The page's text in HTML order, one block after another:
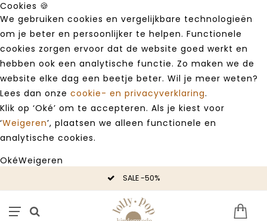
Cookies 🍪
We gebruiken cookies en vergelijkbare technologieën
om je beter en persoonlijker te helpen. Functionele
cookies zorgen ervoor dat de website goed werkt en
hebben ook een analytische functie. Zo maken we de
website elke dag een beetje beter. Wil je meer weten?
Lees dan onze cookie- en privacyverklaring.
Klik op ‘Oké’ om te accepteren. Als je kiest voor
‘Weigeren’, plaatsen we alleen functionele en
analytische cookies.
OkéWeigeren
SALE -50%